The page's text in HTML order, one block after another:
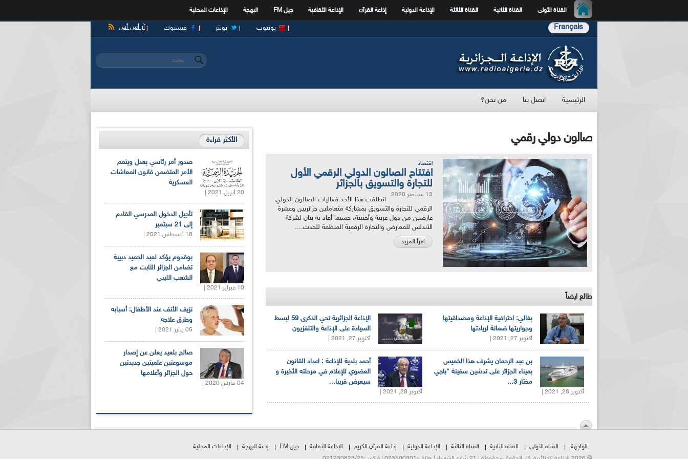
القناة الأولى القناة الثانية القناة الثالثة الإذاعة الدولية إذاعة القرآن الإذاعة الثقافية جيل FM البهجة الإذاعات المحلية
Français آر أس أس فيسبوك تويتر يوتيوب
استمارة البحث
‏بحث ‏
الرئيسية اتصل بنا من نحن؟
صالون دولي رقمي
اقتصاد
افتتاح الصالون الدولي الرقمي الأول
للتجارة والتسويق بالجزائر
13 سبتمبر 2020
انطلقت هذا الأحد فعاليات الصالون الدولي
الرقمي للتجارة والتسويق بمشاركة متعاملين جزائريين وعشرة
عارضين من دول عربية وأجنبية، حسبما أفاد به بيان لشركة
الأندلس للمعارض والتجارة الرقمية المنظمة للحدث....
اقرأ المزيد
طالع ايضاً
الإذاعة الجزائرية تحي الذكرى 59 لبسط
السيادة على الإذاعة والتلفزيون
أكتوبر 27, 2021 |
بغالي: احترافية الإذاعة ومصداقيتها
وجواريتها ضمانة لريادتها
أكتوبر 27, 2021 |
أحمد بلدية للإذاعة : اعداد القانون
العضوي للإعلام في مرحلته الأخيرة و
سيعرض قريبا...
أكتوبر 28, 2021 |
بن عبد الرحمان يشرف هذا الخميس
بميناء الجزائر على تدشين سفينة "باجي
مختار 3...
أكتوبر 28, 2021 |
الأكثر قراءة
صدور أمر رئاسي يعدل ويتمم
الأمر المتضمن قانون المعاشات
العسكرية
20 أبريل 2021 |
تأجيل الدخول المدرسي القادم
إلى 21 سبتمبر
18 أغسطس 2021 |
بوقدوم يؤكد لعبد الحميد دبيبة
تضامن الجزائر الثابت مع
الشعب الليبي
10 فبراير 2021 |
نزيف الأنف عند الأطفال: أسبابه
وطرق علاجه
05 يناير 2021 |
صالح بلعيد يعلن عن إصدار
موسوعتين علميتين جديدتين
حول الجزائر وأعلامها
04 مارس 2020 |
الواجهة القناة الأولى القناة الثانية القناة الثالثة الإذاعة الدولية إذاعة القرآن الكريم الإذاعة الثقافة جيل FM إذعة البهجة
الإذاعات المحلية